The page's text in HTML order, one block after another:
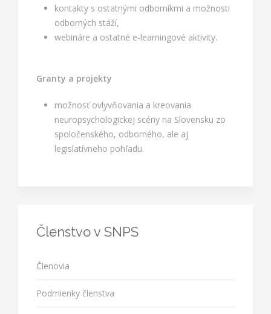
kontakty s ostatnými odborníkmi a možnosti
odborných stáží,
webináre a ostatné e-learningové aktivity.
Granty a projekty
možnosť ovlyvňovania a kreovania
neuropsychologickej scény na Slovensku zo
spoločenského, odborného, ale aj
legislatívneho pohľadu.
Členstvo v SNPS
Členovia
Podmienky členstva